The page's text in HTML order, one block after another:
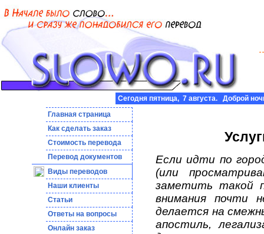
Сегодня пятница, 7 августа. Доброй
Главная страница
Как сделать заказ
Стоимость перевода
Пepeвoд дoкумeнтoв
Виды переводов
Наши клиенты
Статьи
Ответы на вопросы
Онлайн заказ
Если идти по
(или
заметить такой
внимания почти
делается на
апостиль,